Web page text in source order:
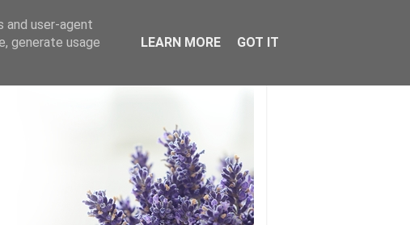
and user-agent
generate usage
LEARN MORE GOT IT